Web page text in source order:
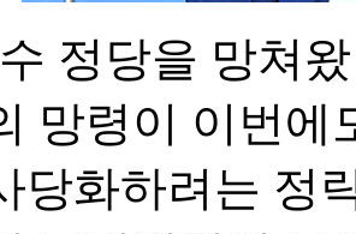
정당을 망쳐
망령이 이번
당화하려는 정